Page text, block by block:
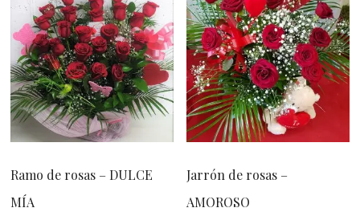
Ramo de rosas – DULCE
MÍA
Jarrón de rosas –
AMOROSO